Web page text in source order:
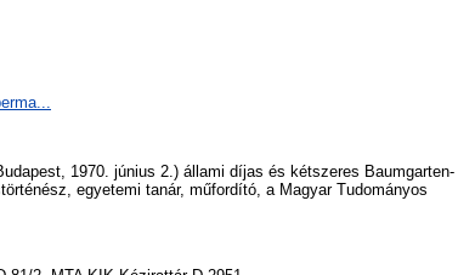
1970. június 2.) állami díjas és kétszeres Baumgarten-
egyetemi tanár, műfordító, a Magyar Tudományos